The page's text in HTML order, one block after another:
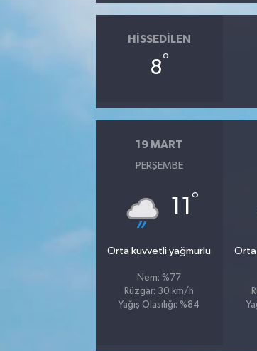
HISSEDILEN
8°
19 MART
PERŞEMBE
11 °
Orta kuvvetli yağmurlu
Nem: %77
Rüzgar: 30 km/h
Yağış Olasılığı: %84
Orta